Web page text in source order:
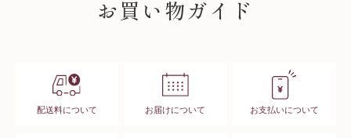
お買い物ガイド
配送料について お届けについて お支払いについて